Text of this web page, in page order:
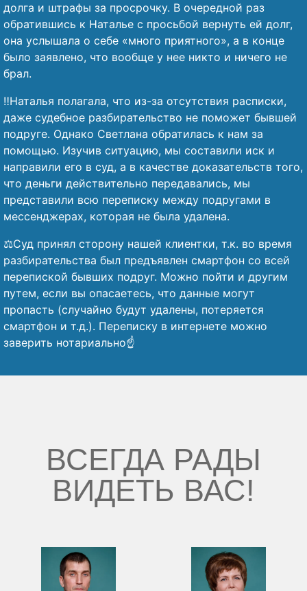
долга и штрафы за просрочку. В очередной раз
обратившись к Наталье с просьбой вернуть ей долг,
она услышала о себе «много приятного», а в конце
было заявлено, что вообще у нее никто и ничего не
брал.
‼️Наталья полагала, что из-за отсутствия расписки,
даже судебное разбирательство не поможет бывшей
подруге. Однако Светлана обратилась к нам за
помощью. Изучив ситуацию, мы составили иск и
направили его в суд, а в качестве доказательств того,
что деньги действительно передавались, мы
представили всю переписку между подругами в
мессенджерах, которая не была удалена.
⚖️Суд принял сторону нашей клиентки, т.к. во время
разбирательства был предъявлен смартфон со всей
перепиской бывших подруг. Можно пойти и другим
путем, если вы опасаетесь, что данные могут
пропасть (случайно будут удалены, потеряется
смартфон и т.д.). Переписку в интернете можно
заверить нотариально☝️
ВСЕГДА РАДЫ
ВИДЕТЬ ВАС!